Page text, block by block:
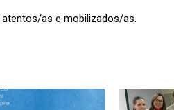
as e mobilizados/as.